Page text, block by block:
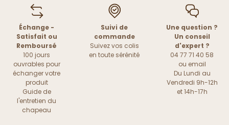
Échange -
Satisfait ou
Remboursé
100 jours
ouvrables pour
échanger votre
produit
Guide de
l'entretien du
chapeau
Suivi de
commande
Suivez vos colis
en toute sérénité
Une question ?
Un conseil
d'expert ?
04 77 71 40 58
ou email
Du Lundi au
Vendredi 9h-12h
et 14h-17h